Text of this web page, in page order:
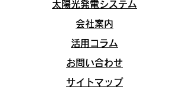
太陽光発電システム
会社案内
活用コラム
お問い合わせ
​サイトマップ